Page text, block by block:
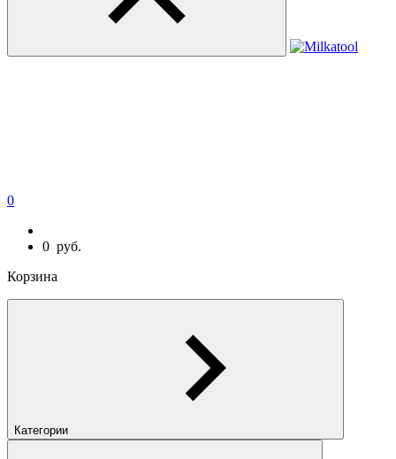
0
0 руб.
Корзина
Категории